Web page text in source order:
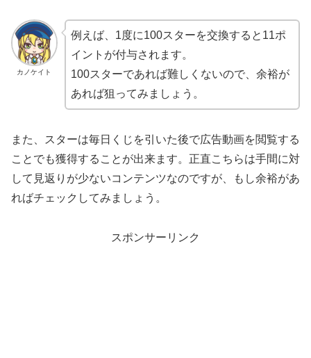
カノケイト
例えば、1度に100スターを交換すると11ポ
イントが付与されます。
100スターであれば難しくないので、余裕が
あれば狙ってみましょう。
また、スターは毎日くじを引いた後で広告動画を閲覧する
ことでも獲得することが出来ます。正直こちらは手間に対
して見返りが少ないコンテンツなのですが、もし余裕があ
ればチェックしてみましょう。
スポンサーリンク